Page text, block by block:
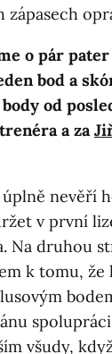
zápasech
o pár
bod a
od
a za
nevěří
v první
Na druhou
k tomu,
všudy,